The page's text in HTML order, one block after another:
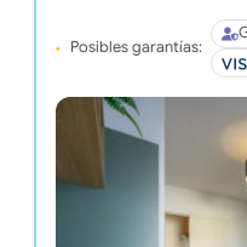
Posibles garantías: